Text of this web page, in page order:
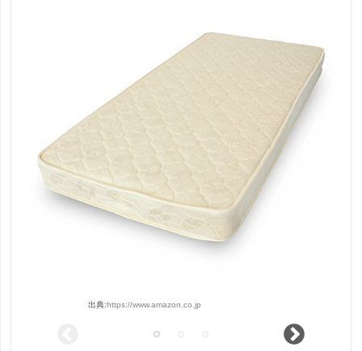
出典:https://www.amazon.co.jp